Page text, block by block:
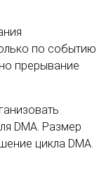
по событию
прерывание
DMA. Размер
цикла DMA.